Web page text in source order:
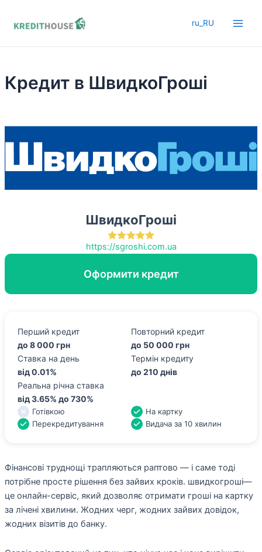
ru_RU
Кредит в ШвидкоГроші
ШвидкоГроші
https://sgroshi.com.ua
Оформити кредит
Перший кредит
до 8 000 грн
Повторний кредит
до 50 000 грн
Ставка на день
від 0.01%
Термін кредиту
до 210 днів
Реальна річна ставка
від 3.65% до 730%
Готівкою
Видача за 10 хвилин
На картку
Перекредитування
Фінансові труднощі трапляються раптово — і саме тоді
потрібне просте рішення без зайвих кроків. швидкогроші—
це онлайн-сервіс, який дозволяє отримати гроші на картку
за лічені хвилини. Жодних черг, жодних зайвих довідок,
жодних візитів до банку.